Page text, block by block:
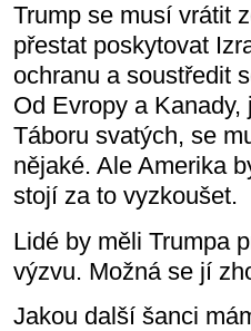
Trump se musí vrátit
přestat poskytovat
ochranu a soustředit
Od Evropy a
Táboru svatých, se
nějaké. Ale Amerika
stojí za to vyzkoušet.
Lidé by měli Trumpa
výzvu. Možná se jí
Jakou další šanci